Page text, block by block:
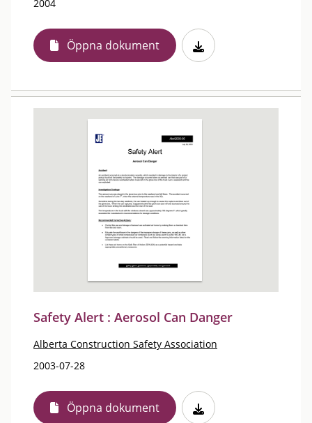
2004
Öppna dokument
Safety Alert : Aerosol Can Danger
Alberta Construction Safety Association
2003-07-28
Öppna dokument